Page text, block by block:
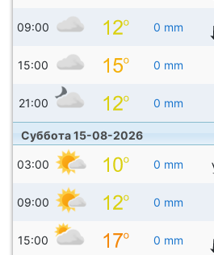
09:00 0 mm
15:00 0 mm
21:00 0 mm
Суббота 15-08-2026
03:00 0 mm
09:00 0 mm
15:00 0 mm